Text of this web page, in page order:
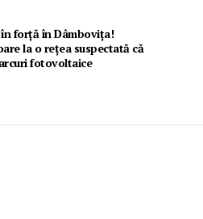
forță în Dâmbovița!
la o rețea suspectată că
fotovoltaice